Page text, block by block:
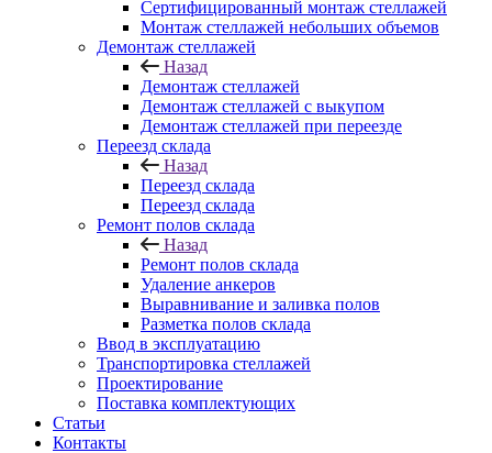
Сертифицированный монтаж стеллажей
Монтаж стеллажей небольших объемов
Демонтаж стеллажей
Назад
Демонтаж стеллажей
Демонтаж стеллажей с выкупом
Демонтаж стеллажей при переезде
Переезд склада
Назад
Переезд склада
Переезд склада
Ремонт полов склада
Назад
Ремонт полов склада
Удаление анкеров
Выравнивание и заливка полов
Разметка полов склада
Ввод в эксплуатацию
Транспортировка стеллажей
Проектирование
Поставка комплектующих
Статьи
Контакты